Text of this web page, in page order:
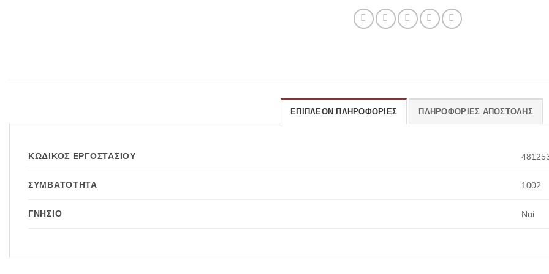
ΕΠΙΠΛΈΟΝ ΠΛΗΡΟΦΟΡΊΕΣ ΠΛΗΡΟΦΟΡΊΕΣ ΑΠΟΣΤΟΛΉΣ
ΚΩΔΙΚΌΣ ΕΡΓΟΣΤΑΣΊΟΥ
ΣΥΜΒΑΤΌΤΗΤΑ 1002
ΓΝΉΣΙΟ Ναί